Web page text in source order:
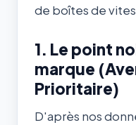
de boîtes de
1. Le point
marque
Prioritaire)
D'après nos